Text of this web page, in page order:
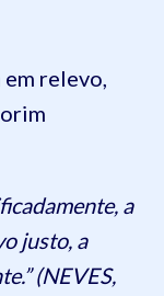
relevo,
a
justo, a
(NEVES,